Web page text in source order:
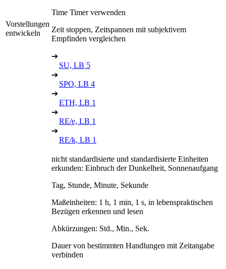
Vorstellungen
entwickeln
Time Timer verwenden
Zeit stoppen, Zeitspannen mit subjektivem
Empfinden vergleichen
➔
SU, LB 5
➔
SPO, LB 4
➔
ETH, LB 1
➔
RE/e, LB 1
➔
RE/k, LB 1
nicht standardisierte und standardisierte Einheiten
erkunden: Einbruch der Dunkelheit, Sonnenaufgang
Tag, Stunde, Minute, Sekunde
Maßeinheiten: 1 h, 1 min, 1 s, in lebenspraktischen
Bezügen erkennen und lesen
Abkürzungen: Std., Min., Sek.
Dauer von bestimmten Handlungen mit Zeitangabe
verbinden